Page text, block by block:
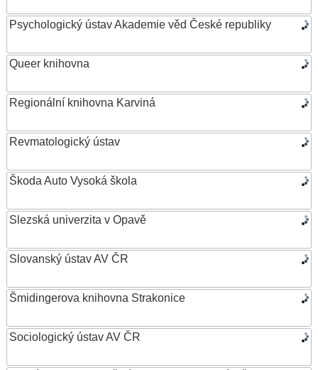
Psychologický ústav Akademie věd České republiky
Queer knihovna
Regionální knihovna Karviná
Revmatologický ústav
Škoda Auto Vysoká škola
Slezská univerzita v Opavě
Slovanský ústav AV ČR
Šmidingerova knihovna Strakonice
Sociologický ústav AV ČR